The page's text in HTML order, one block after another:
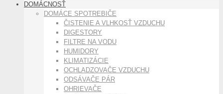
DOMÁCNOSŤ
DOMÁCE SPOTREBIČE
ČISTENIE A VLHKOSŤ VZDUCHU
DIGESTORY
FILTRE NA VODU
HUMIDORY
KLIMATIZÁCIE
OCHLADZOVAČE VZDUCHU
ODSÁVAČE PÁR
OHRIEVAČE